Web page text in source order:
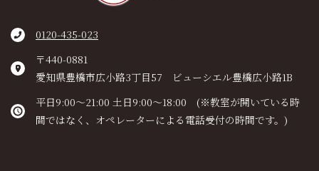
0120-435-023
〒440-0881
愛知県豊橋市広小路3丁目57 ビューシエル豊橋広小路1B
平日9:00～21:00 土日9:00～18:00 (※教室が開いている時
間ではなく、オペレーターによる電話受付の時間です。)